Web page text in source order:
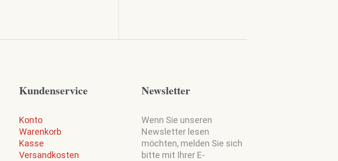
Kundenservice
Konto
Warenkorb
Kasse
Versandkosten
Newsletter
Wenn Sie unseren
Newsletter lesen
möchten, melden Sie sich
bitte mit Ihrer E-